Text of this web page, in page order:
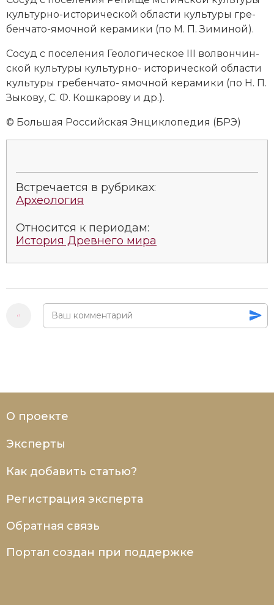
куль­тур­но-ис­то­ри­че­ской об­ла­сти куль­ту­ры гре­
бен­ча­то-ямоч­ной ке­ра­ми­ки (по М. П. Зи­ми­ной).
Со­суд с по­се­ле­ния Гео­ло­ги­че­ское III вол­вон­чин­
ской куль­ту­ры куль­тур­но- ис­то­ри­че­ской об­лас­ти
куль­ту­ры гре­бен­ча­то- ямоч­ной ке­ра­ми­ки (по Н. П.
Зы­ко­ву, С. Ф. Кош­ка­ро­ву и др.).
© Большая Российская Энциклопедия (БРЭ)
Встречается в рубриках:
Археология
Относится к периодам:
История Древнего мира
О проекте
Эксперты
Как добавить статью?
Регистрация эксперта
Обратная связь
Портал создан при поддержке